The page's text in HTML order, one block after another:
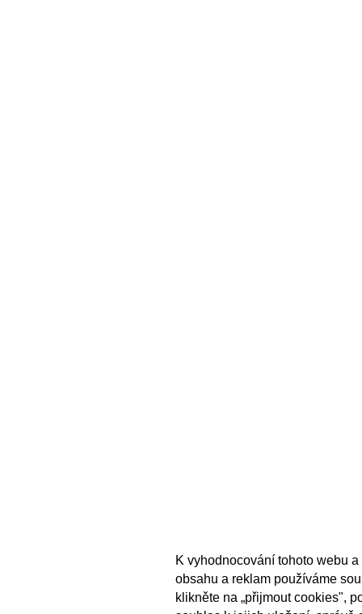
K vyhodnocování tohoto webu
obsahu a reklam používáme
klikněte na „přijmout cookies",